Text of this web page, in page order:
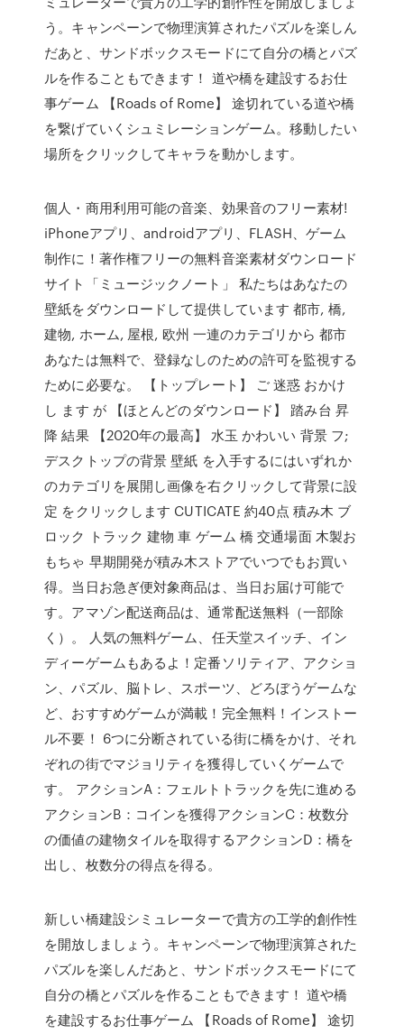
う。キャンペーンで物理演算されたパズルを楽しん
だあと、サンドボックスモードにて自分の橋とパズ
ルを作ることもできます！ 道や橋を建設するお仕
事ゲーム 【Roads of Rome】 途切れている道や橋
を繋げていくシュミレーションゲーム。移動したい
場所をクリックしてキャラを動かします。
個人・商用利用可能の音楽、効果音のフリー素材!
iPhoneアプリ、androidアプリ、FLASH、ゲーム
制作に！著作権フリーの無料音楽素材ダウンロード
サイト「ミュージックノート」 私たちはあなたの
壁紙をダウンロードして提供しています 都市, 橋,
建物, ホーム, 屋根, 欧州 一連のカテゴリから 都市
あなたは無料で、登録なしのための許可を監視する
ために必要な。 【トップレート】 ご 迷惑 おかけ
し ます が 【ほとんどのダウンロード】 踏み台 昇
降 結果 【2020年の最高】 水玉 かわいい 背景 フ;
デスクトップの背景 壁紙 を入手するにはいずれか
のカテゴリを展開し画像を右クリックして背景に設
定 をクリックします CUTICATE 約40点 積み木 ブ
ロック トラック 建物 車 ゲーム 橋 交通場面 木製お
もちゃ 早期開発が積み木ストアでいつでもお買い
得。当日お急ぎ便対象商品は、当日お届け可能で
す。アマゾン配送商品は、通常配送無料（一部除
く）。 人気の無料ゲーム、任天堂スイッチ、イン
ディーゲームもあるよ！定番ソリティア、アクショ
ン、パズル、脳トレ、スポーツ、どろぼうゲームな
ど、おすすめゲームが満載！完全無料！インストー
ル不要！ 6つに分断されている街に橋をかけ、それ
ぞれの街でマジョリティを獲得していくゲームで
す。 アクションA：フェルトトラックを先に進める
アクションB：コインを獲得アクションC：枚数分
の価値の建物タイルを取得するアクションD：橋を
出し、枚数分の得点を得る。
新しい橋建設シミュレーターで貴方の工学的創作性
を開放しましょう。キャンペーンで物理演算された
パズルを楽しんだあと、サンドボックスモードにて
自分の橋とパズルを作ることもできます！ 道や橋
を建設するお仕事ゲーム 【Roads of Rome】 途切